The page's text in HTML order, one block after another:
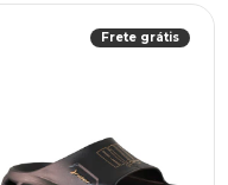
Frete grátis